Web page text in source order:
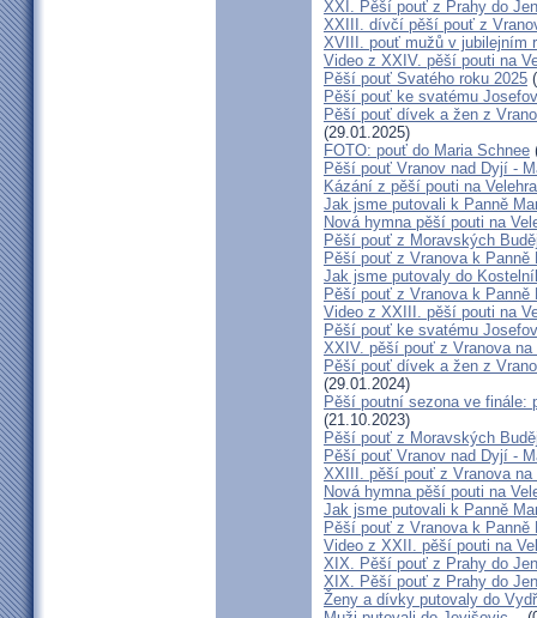
XXI. Pěší pouť z Prahy do
XXIII. dívčí pěší pouť z
XVIII. pouť mužů v jubilejním
Video z XXIV. pěší pouti na
Pěší pouť Svatého roku 2025
Pěší pouť ke svatému
Pěší pouť dívek a žen z
(29.01.2025)
FOTO: pouť do Maria Schnee
Pěší pouť Vranov nad Dyjí -
Kázání z pěší pouti na
Jak jsme putovali k Panně
Nová hymna pěší pouti na
Pěší pouť z Moravských
Pěší pouť z Vranova k Panně
Jak jsme putovaly do
Pěší pouť z Vranova k Panně
Video z XXIII. pěší pouti na
Pěší pouť ke svatému
XXIV. pěší pouť z Vranova
Pěší pouť dívek a žen z
(29.01.2024)
Pěší poutní sezona ve finále:
(21.10.2023)
Pěší pouť z Moravských
Pěší pouť Vranov nad Dyjí -
XXIII. pěší pouť z Vranova na
Nová hymna pěší pouti na
Jak jsme putovali k Panně
Pěší pouť z Vranova k Panně
Video z XXII. pěší pouti na
XIX. Pěší pouť z Prahy do
XIX. Pěší pouť z Prahy do
Ženy a dívky putovaly do